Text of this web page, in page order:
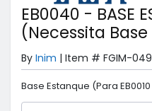
EB0040 - BASE
(Necessita Base
By Inim | Item # FGIM-
Base Estanque (Para